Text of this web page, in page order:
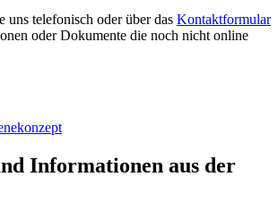
uns telefonisch oder über das Kontaktformular
oder Dokumente die noch nicht online
Informationen aus der